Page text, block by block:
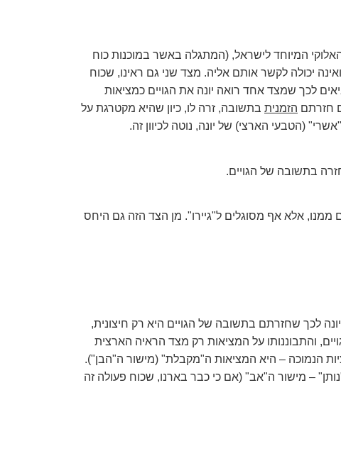
המיוחד לישראל, (המתגלה באשר במוכנות כוח
יכולה לקשר אותם אליה. מצד שני גם ראינו, שכוח
לכך שמצד אחד רואה יונה את הגויים כמציאות
חזרתם הזמנית בתשובה, זרה לו, כיון שהיא מקטרגת על
(הטבעי הארצי) של יונה, נוטה לכיוון זה.
בתשובה של הגויים.
ממנו, אלא אף מסוגלים ל"גיירו". מן הצד הזה גם היחס
לכך שחזרתם בתשובה של הגויים היא רק חיצונית,
והתבוננותו על המציאות רק מצד הראיה הארצית
הנמוכה – היא המציאות ה"מקבלת" (מישור ה"הבן").
– מישור ה"אב" (אם כי כבר בארנו, שכוח פעולה זה